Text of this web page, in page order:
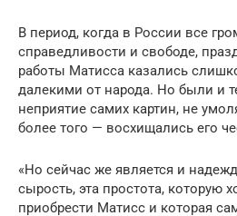
В период, когда в России все
справедливости и свободе,
работы Матисса казались
далекими от народа. Но были и
неприятие самих картин, не
более того — восхищались его
«Но сейчас же явля­ется и
сырость, эта простота, которую
приобрести Матисс и которая